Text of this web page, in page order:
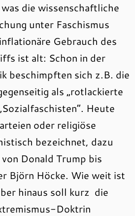
die wissenschaftliche
unter Faschismus
Gebrauch des
ist alt: Schon in der
beschimpften sich z.B. die
als „rotlackierte
Heute
oder religiöse
bezeichnet, dazu
Donald Trump bis
Björn Höcke. Wie weit ist
hinaus soll kurz die
Doktrin